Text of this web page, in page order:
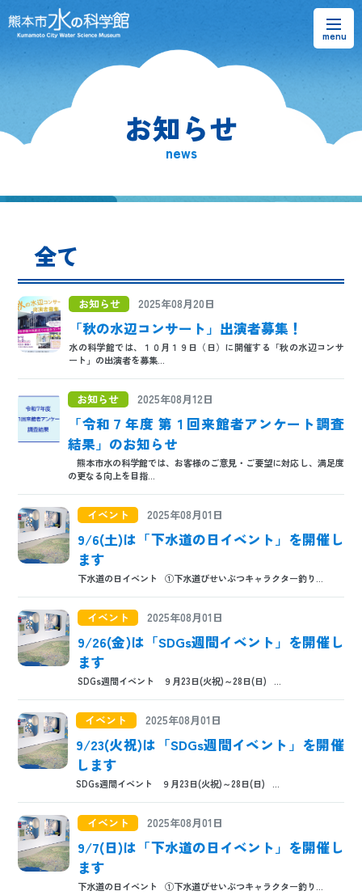
熊本市水の科学館とは
お問い合わせ
お知らせ
news
全て
お知らせ 2025年08月20日
「秋の水辺コンサート」出演者募集！
水の科学館では、１０月１９日（日）に開催する「秋の水辺コンサ
ート」の出演者を募集...
お知らせ 2025年08月12日
「令和７年度 第１回来館者アンケート調査
結果」のお知らせ
熊本市水の科学館では、お客様のご意見・ご要望に対応し、満足度
の更なる向上を目指...
イベント 2025年08月01日
9/6(土)は「下水道の日イベント」を開催し
ます
下水道の日イベント ①下水道びせいぶつキャラクター釣り...
イベント 2025年08月01日
9/26(金)は「SDGs週間イベント」を開催し
ます
SDGs週間イベント ９月23日(火祝)～28日(日) ...
イベント 2025年08月01日
9/23(火祝)は「SDGs週間イベント」を開催
します
SDGs週間イベント ９月23日(火祝)～28日(日) ...
イベント 2025年08月01日
9/7(日)は「下水道の日イベント」を開催し
ます
下水道の日イベント ①下水道びせいぶつキャラクター釣り...